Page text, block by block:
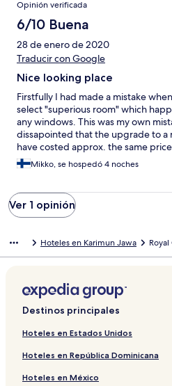
Opinión verificada
6/10 Buena
28 de enero de 2020
Traducir con Google
Nice looking place
Firstfully I had made a mistake
select "superious room" which
any windows. This was my own
dissapointed that the upgrade to
have costed approx. the same
took. I was a bit surprised of this
empty of the other guests during
the sea and there was many
I understand that it was a low
should be updated. --> The staff
long time with the staff who didn't
breakfast was not special.
km by motorbike and it takes ~30
known but still worth of mention.
looking really nice, the beach front
Mikko, se hospedó 4 noches
Ver 1 opinión
Hoteles en Karimun Jawa
Destinos principales
Hoteles en Estados Unidos
Hoteles en República Dominicana
Hoteles en México